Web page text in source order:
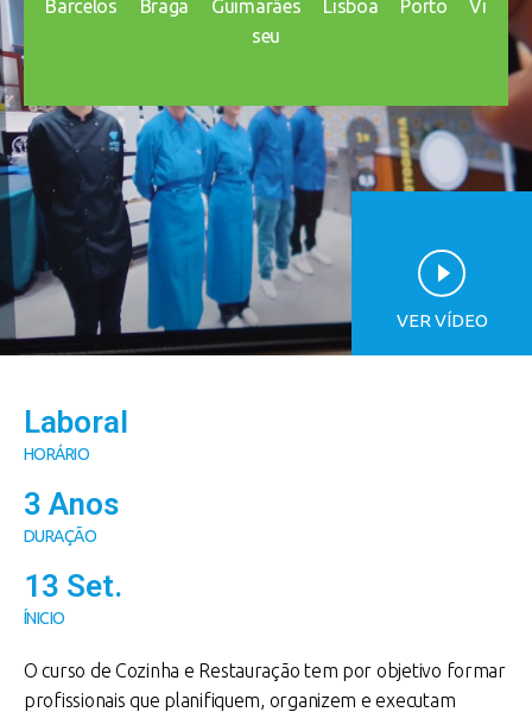
Barcelos Braga Guimarães Lisboa Porto
Vi
seu
VER VÍDEO
Laboral
HORÁRIO
3 Anos
DURAÇÃO
13 Set.
ÍNICIO
O curso de Cozinha e Restauração tem por objetivo formar
profissionais que planifiquem, organizem e executam